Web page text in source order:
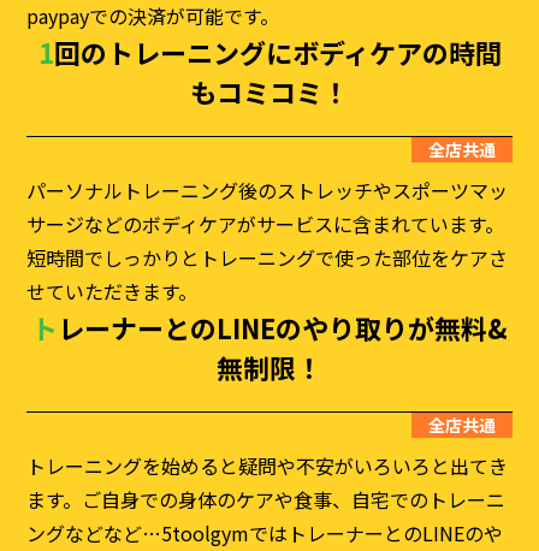
paypayでの決済が可能です。
1回のトレーニングにボディケアの時間
もコミコミ！
全店共通
パーソナルトレーニング後のストレッチやスポーツマッ
サージなどのボディケアがサービスに含まれています。
短時間でしっかりとトレーニングで使った部位をケアさ
せていただきます。
トレーナーとのLINEのやり取りが無料&
無制限！
全店共通
トレーニングを始めると疑問や不安がいろいろと出てき
ます。ご自身での身体のケアや食事、自宅でのトレーニ
ングなどなど…5toolgymではトレーナーとのLINEのや